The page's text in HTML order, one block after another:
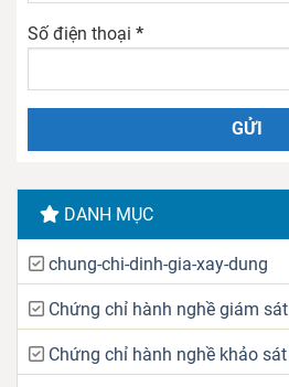
Số điện thoại *
DANH MỤC
chung-chi-dinh-gia-xay-dung
Chứng chỉ hành nghề giám sát
Chứng chỉ hành nghề khảo sát